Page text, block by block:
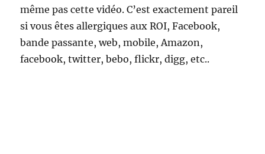
même pas cette vidéo. C’est exactement pareil
si vous êtes allergiques aux ROI, Facebook,
bande passante, web, mobile, Amazon,
facebook, twitter, bebo, flickr, digg, etc..